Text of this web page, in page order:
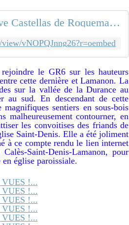
Relive Castellas de Roquemartine
vNOPQJnng26?r=oembed
le GR6 sur les hauteurs
cette dernière et Lamanon. La
sur la vallée de la Durance au
au sud. En descendant de cette
sentiers en sous-bois
malheureusement contourner, en
les convoitises des friands de
Saint-Denis. Elle a été joliment
à ce compte rendu le lien internet
Saint-Denis-Lamanon, pour
église paroissiale.